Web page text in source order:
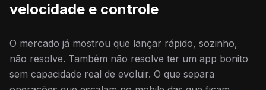
velocidade e controle
O mercado já mostrou que lançar rápido, sozinho,
não resolve. Também não resolve ter um app bonito
sem capacidade real de evoluir. O que separa